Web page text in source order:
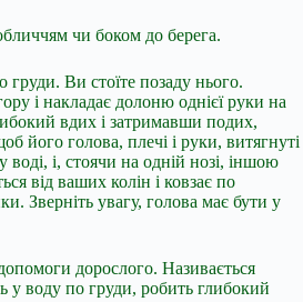
чи боком до берега.
Ви стоїте позаду нього.
і накладає долоню однієї руки на
вдих і затримавши подих,
його голова, плечі і руки, витягнуті
і, стоячи на одній нозі, іншою
від ваших колін і ковзає по
Зверніть увагу, голова має бути у
дорослого. Називається
у воду по груди, робить глибокий